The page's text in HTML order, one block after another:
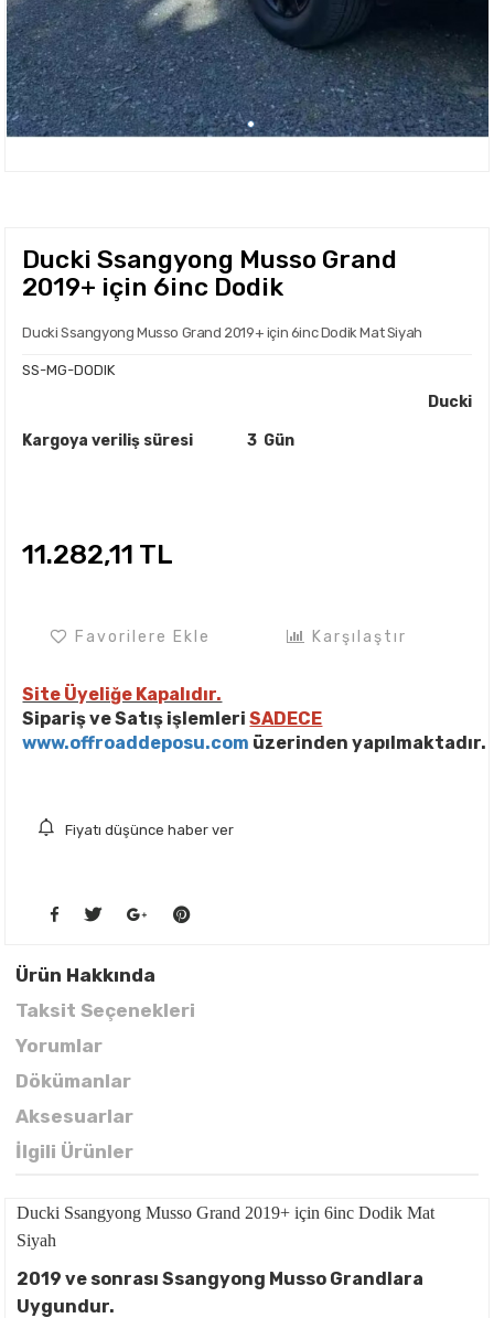
Ducki Ssangyong Musso Grand
2019+ için 6inc Dodik
Ducki Ssangyong Musso Grand 2019+ için 6inc Dodik Mat Siyah
SS-MG-DODIK
Ducki
Kargoya veriliş süresi 3 Gün
11.282,11 TL
Favorilere Ekle Karşılaştır
Site Üyeliğe Kapalıdır.
Sipariş ve Satış işlemleriSADECE
www.offroaddeposu.com üzerinden yapılmaktadır.
Fiyatı düşünce haber ver
Ürün Hakkında
Taksit Seçenekleri
Yorumlar
Dökümanlar
Aksesuarlar
İlgili Ürünler
Ducki Ssangyong Musso Grand 2019+ için 6inc Dodik Mat
Siyah
2019 ve sonrası Ssangyong Musso Grandlara
Uygundur.